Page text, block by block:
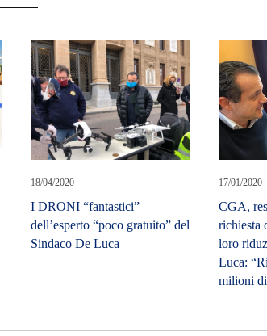
18/04/2020
I DRONI “fantastici”
dell’esperto “poco gratuito” del
Sindaco De Luca
17/01/2020
CGA,
richiesta
loro
Luca:
milioni